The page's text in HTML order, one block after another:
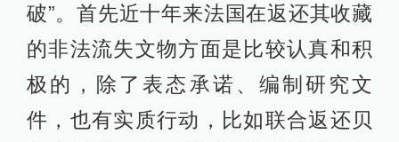
破”。首先近十年来法国在返还其收藏
的非法流失文物方面是比较认真和积
极的，除了表态承诺、编制研究文
件，也有实质行动，比如联合返还贝